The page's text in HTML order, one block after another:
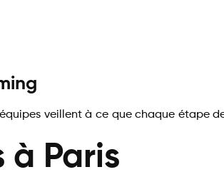
veillent à ce que chaque étape
à Paris